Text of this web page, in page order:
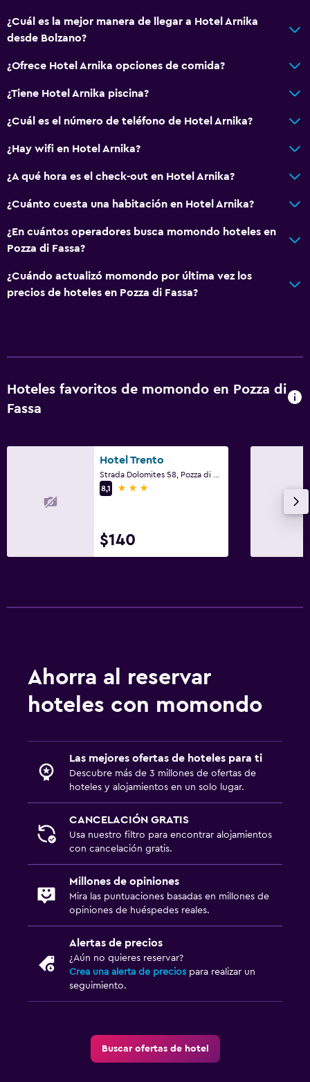
¿Cuál es la mejor manera de llegar a Hotel Arnika
desde Bolzano?
¿Ofrece Hotel Arnika opciones de comida?
¿Tiene Hotel Arnika piscina?
¿Cuál es el número de teléfono de Hotel Arnika?
¿Hay wifi en Hotel Arnika?
¿A qué hora es el check-out en Hotel Arnika?
¿Cuánto cuesta una habitación en Hotel Arnika?
¿En cuántos operadores busca momondo hoteles en
Pozza di Fassa?
¿Cuándo actualizó momondo por última vez los
precios de hoteles en Pozza di Fassa?
Hoteles favoritos de momondo en Pozza di
Fassa
Hotel Trento
8,1
3 estrellas
$140
Ahorra al reservar
hoteles con momondo
Las mejores ofertas de hoteles para ti
Descubre más de 3 millones de ofertas de
hoteles y alojamientos en un solo lugar.
CANCELACIÓN GRATIS
Usa nuestro filtro para encontrar alojamientos
con cancelación gratis.
Millones de opiniones
Mira las puntuaciones basadas en millones de
opiniones de huéspedes reales.
Alertas de precios
¿Aún no quieres reservar?
Crea una alerta de precios para realizar un
seguimiento.
Buscar ofertas de hotel